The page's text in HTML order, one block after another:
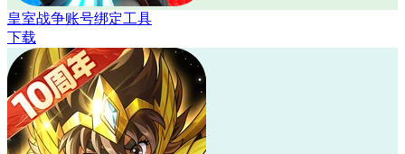
皇室战争账号绑定工具
下载